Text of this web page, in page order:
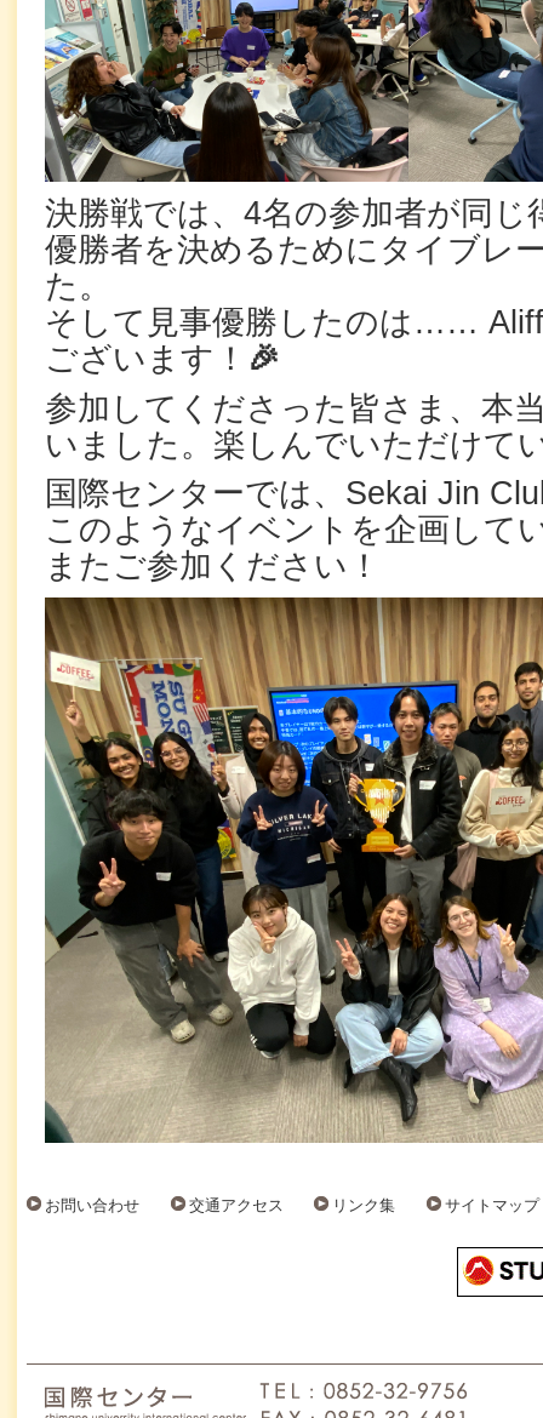
決勝戦では、4名の参加者が同じ
優勝者を決めるためにタイブレ
た。
そして見事優勝したのは……
ございます！ 🎉
参加してくださった皆さま、本
いました。楽しんでいただけて
国際センターでは、Sekai Jin
このようなイベントを企画して
またご参加ください！
お問い合わせ 交通アクセス リンク集 サイトマップ